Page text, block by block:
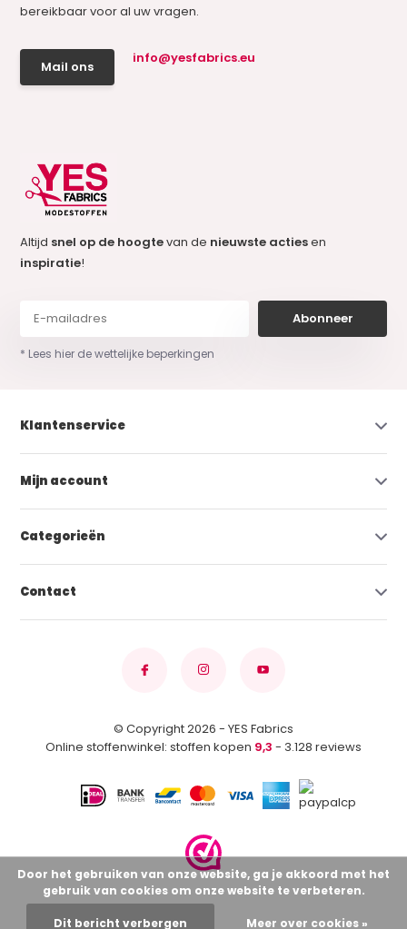
bereikbaar voor al uw vragen.
Mail ons
info@yesfabrics.eu
Altijd snel op de hoogtevan de nieuwste actiesen
inspiratie!
Abonneer
* Lees hier de wettelijke beperkingen
Klantenservice
Mijn account
Categorieën
Contact
© Copyright 2026 - YES Fabrics
Online stoffenwinkel: stoffen kopen 9,3 - 3.128 reviews
Door het gebruiken van onze website, ga je akkoord met het
gebruik van cookies om onze website te verbeteren.
Dit bericht verbergen Meer over cookies »